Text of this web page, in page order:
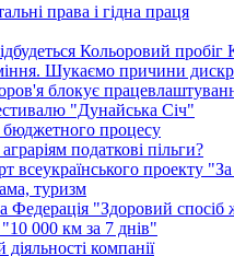
права і гідна праця
Кольоровий
Шукаємо причини
блокує
"Дунайська Січ"
бюджетного процесу
податкові пільги?
проекту "За
туризм
Федерація "Здоровий спосіб
000 км за 7 днів"
компанії